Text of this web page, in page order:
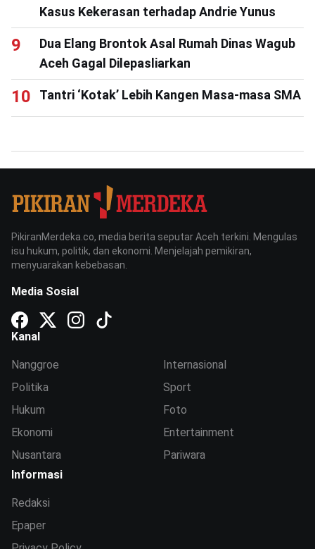
Kasus Kekerasan terhadap Andrie Yunus
Dua Elang Brontok Asal Rumah Dinas Wagub
Aceh Gagal Dilepasliarkan
Tantri ‘Kotak’ Lebih Kangen Masa-masa SMA
PikiranMerdeka.co, media berita seputar Aceh terkini. Mengulas
isu hukum, politik, dan ekonomi. Menjelajah pemikiran,
menyuarakan kebebasan.
Media Sosial
Kanal
Nanggroe
Politika
Hukum
Ekonomi
Nusantara
Internasional
Sport
Foto
Entertainment
Pariwara
Informasi
Redaksi
Epaper